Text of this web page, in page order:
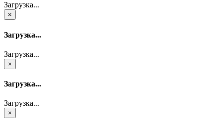
Загрузка...
×
Загрузка...
Загрузка...
×
Загрузка...
Загрузка...
×